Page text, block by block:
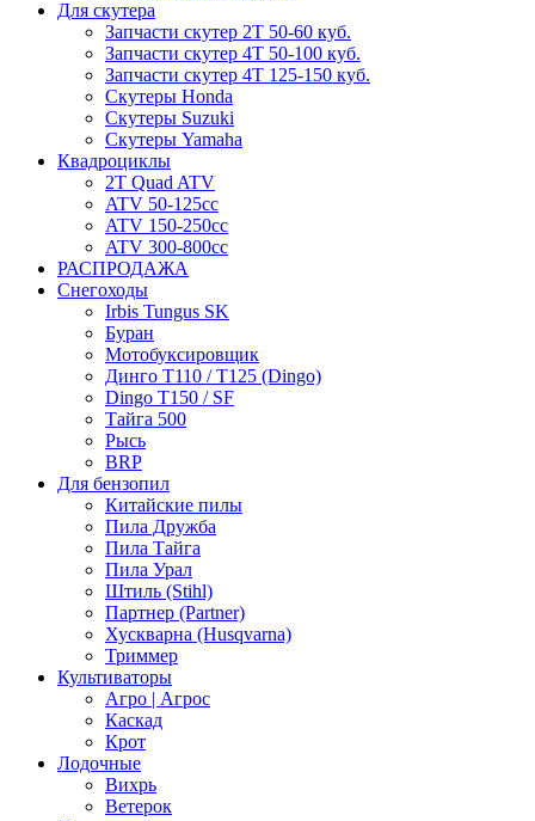
Для скутера
Запчасти скутер 2Т 50-60 куб.
Запчасти скутер 4Т 50-100 куб.
Запчасти скутер 4Т 125-150 куб.
Скутеры Honda
Скутеры Suzuki
Скутеры Yamaha
Квадроциклы
2T Quad ATV
ATV 50-125cc
ATV 150-250cc
ATV 300-800cc
РАСПРОДАЖА
Снегоходы
Irbis Tungus SK
Буран
Мотобуксировщик
Динго T110 / T125 (Dingo)
Dingo T150 / SF
Тайга 500
Рысь
BRP
Для бензопил
Китайские пилы
Пила Дружба
Пила Тайга
Пила Урал
Штиль (Stihl)
Партнер (Partner)
Хускварна (Husqvarna)
Триммер
Культиваторы
Агро | Агрос
Каскад
Крот
Лодочные
Вихрь
Ветерок